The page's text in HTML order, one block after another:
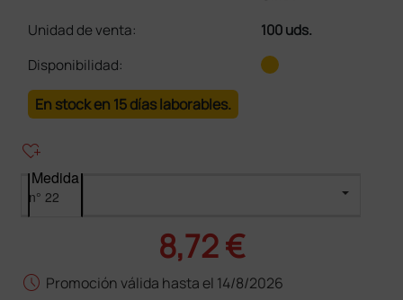
Unidad de venta:
100 uds.
Disponibilidad:
En stock en 15 días laborables.
heart_plus
Medida
8,72 €
schedule Promoción válida hasta el 14/8/2026